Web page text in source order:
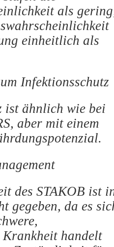
als
einheitlich als
Infektionsschutz
ist ähnlich wie bei
aber mit einem
des STAKOB ist
gegeben, da es
Krankheit handelt